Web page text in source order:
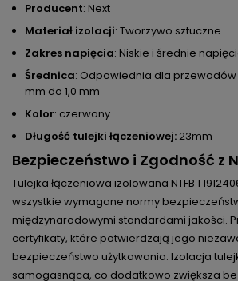
Producent: Next
Materiał izolacji: Tworzywo sztuczne
Zakres napięcia: Niskie i średnie
Średnica: Odpowiednia dla przewodów
mm do 1,0 mm
Kolor: czerwony
Długość tulejki łączeniowej: 23mm
Bezpieczeństwo i Zgodność z
Tulejka łączeniowa izolowana NTFB 1
wszystkie wymagane normy
międzynarodowymi standardami jakości.
certyfikaty, które potwierdzają jego
bezpieczeństwo użytkowania. Izolacja
samogasnąca, co dodatkowo zwiększa